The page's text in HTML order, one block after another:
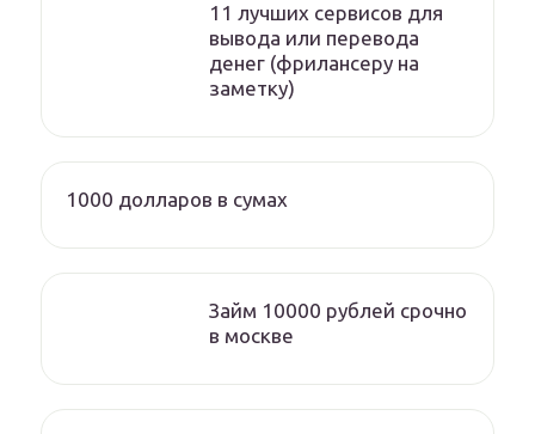
11 лучших сервисов для
вывода или перевода
денег (фрилансеру на
заметку)
1000 долларов в сумах
Займ 10000 рублей срочно
в москве